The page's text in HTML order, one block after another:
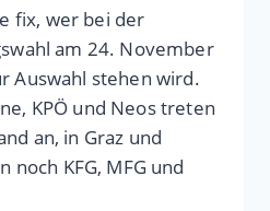
fix, wer bei der
am 24. November
Auswahl stehen wird.
KPÖ und Neos treten
an, in Graz und
noch KFG, MFG und